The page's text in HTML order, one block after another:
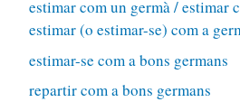
estimar com un germà / estimar
estimar (o estimar-se) com a
estimar-se com a bons germans
repartir com a bons germans